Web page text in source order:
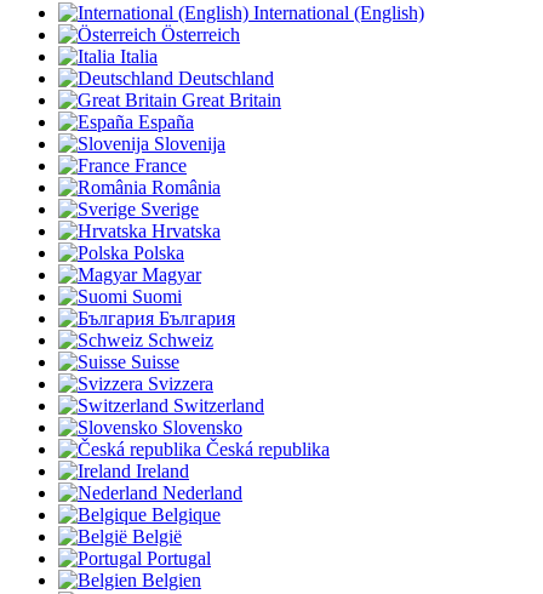
International (English)
Österreich
Italia
Deutschland
Great Britain
España
Slovenija
France
România
Sverige
Hrvatska
Polska
Magyar
Suomi
България
Schweiz
Suisse
Svizzera
Switzerland
Slovensko
Česká republika
Ireland
Nederland
Belgique
België
Portugal
Belgien